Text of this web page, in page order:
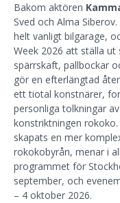
Bakom aktören
Sved och Alma
helt vanligt bilgarage,
Week 2026 att ställa
spärrskaft, pallbockar
gör en efterlängtad
ett tiotal konstnärer,
personliga tolkningar
konstriktningen
skapats en mer
rokokobyrån, menar i
programmet för
september, och
– 4 oktober 2026.